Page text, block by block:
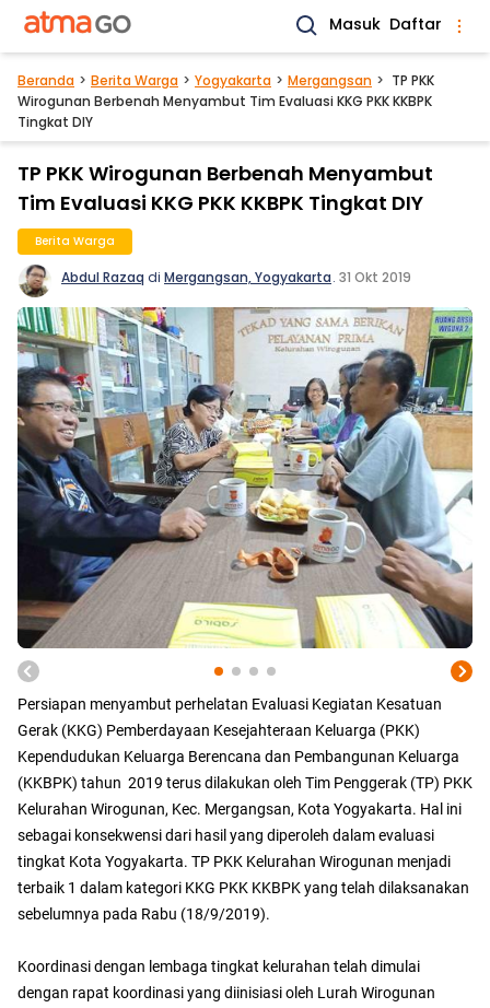
Masuk Daftar
Beranda Berita Warga Yogyakarta Mergangsan
TP PKK
Wirogunan Berbenah Menyambut Tim Evaluasi KKG PKK KKBPK
Tingkat DIY
TP PKK Wirogunan Berbenah Menyambut
Tim Evaluasi KKG PKK KKBPK Tingkat DIY
Berita Warga
Abdul Razaq di Mergangsan, Yogyakarta. 31 Okt 2019
Persiapan menyambut perhelatan Evaluasi Kegiatan Kesatuan
Gerak (KKG) Pemberdayaan Kesejahteraan Keluarga (PKK)
Kependudukan Keluarga Berencana dan Pembangunan Keluarga
(KKBPK) tahun 2019 terus dilakukan oleh Tim Penggerak (TP) PKK
Kelurahan Wirogunan, Kec. Mergangsan, Kota Yogyakarta. Hal ini
sebagai konsekwensi dari hasil yang diperoleh dalam evaluasi
tingkat Kota Yogyakarta. TP PKK Kelurahan Wirogunan menjadi
terbaik 1 dalam kategori KKG PKK KKBPK yang telah dilaksanakan
sebelumnya pada Rabu (18/9/2019).
Koordinasi dengan lembaga tingkat kelurahan telah dimulai
dengan rapat koordinasi yang diinisiasi oleh Lurah Wirogunan